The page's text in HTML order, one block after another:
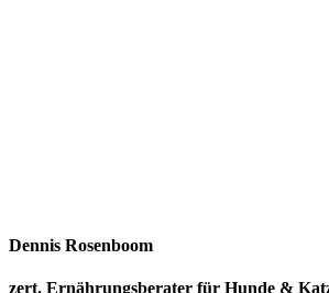
Dennis Rosenboom
zert. Ernährungsberater für Hunde &